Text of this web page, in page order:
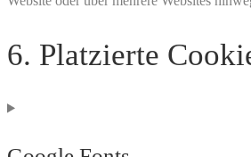
6. Platzierte